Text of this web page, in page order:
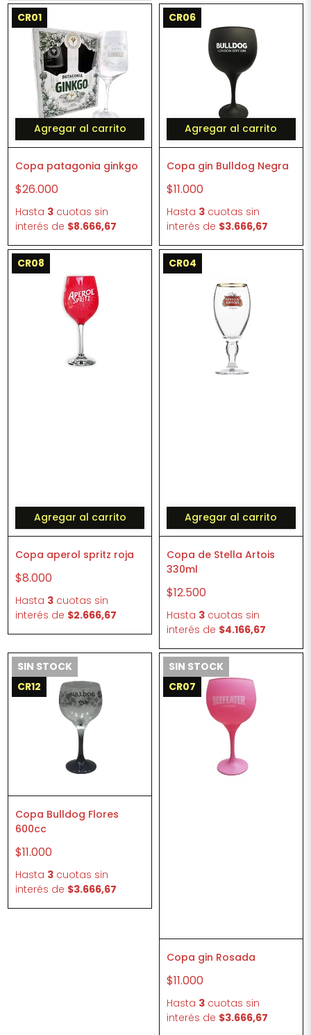
CR01
Agregar al carrito
Copa patagonia ginkgo
$26.000
Hasta 3 cuotas sin
interés de $8.666,67
CR06
Agregar al carrito
Copa gin Bulldog Negra
$11.000
Hasta 3 cuotas sin
interés de $3.666,67
CR08
Agregar al carrito
Copa aperol spritz roja
$8.000
Hasta 3 cuotas sin
interés de $2.666,67
CR04
Agregar al carrito
Copa de Stella Artois
330ml
$12.500
Hasta 3 cuotas sin
interés de $4.166,67
SIN STOCK
CR12
Copa Bulldog Flores
600cc
$11.000
Hasta 3 cuotas sin
interés de $3.666,67
SIN STOCK
CR07
Copa gin Rosada
$11.000
Hasta 3 cuotas sin
interés de $3.666,67